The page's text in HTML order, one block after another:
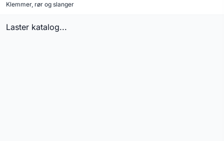
Klemmer, rør og slanger
Laster katalog...